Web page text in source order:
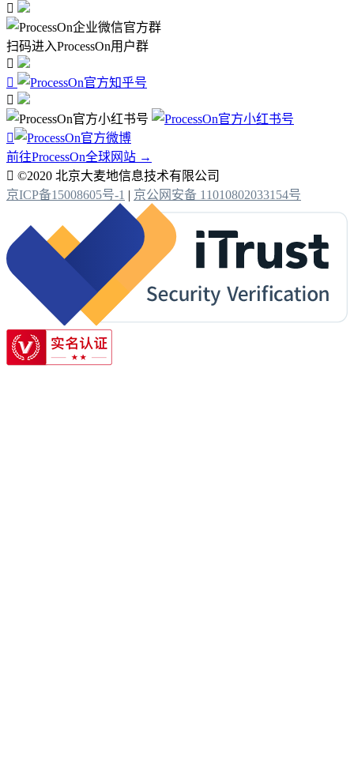

扫码进入ProcessOn用户群




前往ProcessOn全球网站 →
 ©2020 北京大麦地信息技术有限公司
京ICP备15008605号-1 | 京公网安备 11010802033154号